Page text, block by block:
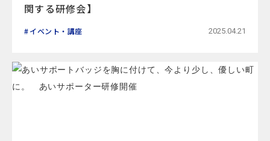
関する研修会】
イベント・講座 2025.04.21